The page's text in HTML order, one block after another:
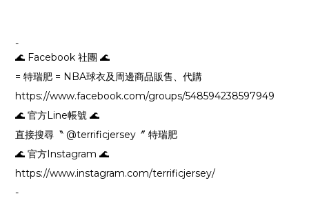
-
🌊 Facebook 社團 🌊
= 特瑞肥 = NBA球衣及周邊商品販售、代購
https://www.facebook.com/groups/548594238597949
🌊 官方Line帳號 🌊
直接搜尋〝 @terrificjersey〞 特瑞肥
🌊 官方Instagram 🌊
https://www.instagram.com/terrificjersey/
-